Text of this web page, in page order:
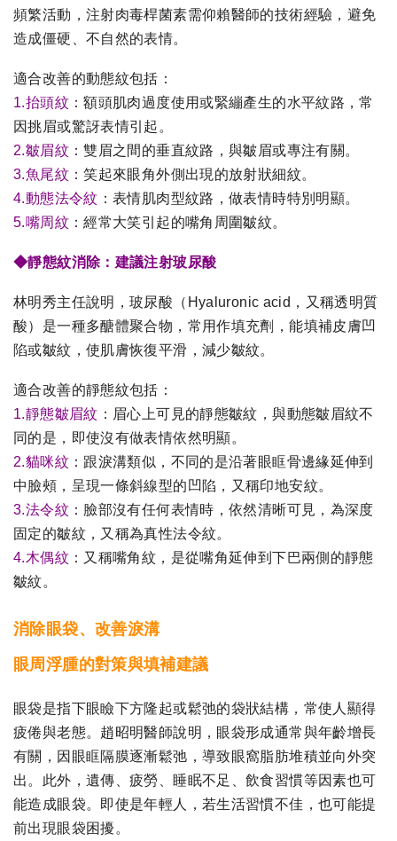
頻繁活動，注射肉毒桿菌素需仰賴醫師的技術經驗，避免
造成僵硬、不自然的表情。
適合改善的動態紋包括：
1.抬頭紋：額頭肌肉過度使用或緊繃產生的水平紋路，常
因挑眉或驚訝表情引起。
2.皺眉紋：雙眉之間的垂直紋路，與皺眉或專注有關。
3.魚尾紋：笑起來眼角外側出現的放射狀細紋。
4.動態法令紋 ：表情肌肉型紋路，做表情時特別明顯。
5.嘴周紋：經常大笑引起的嘴角周圍皺紋。
◆靜態紋消除：建議注射玻尿酸
林明秀主任說明，玻尿酸（Hyaluronic acid，又稱透明質
酸）是一種多醣體聚合物，常用作填充劑，能填補皮膚凹
陷或皺紋，使肌膚恢復平滑，減少皺紋。
適合改善的靜態紋包括：
1.靜態皺眉紋 ：眉心上可見的靜態皺紋，與動態皺眉紋不
同的是，即使沒有做表情依然明顯。
2.貓咪紋：跟淚溝類似，不同的是沿著眼眶骨邊緣延伸到
中臉頰，呈現一條斜線型的凹陷，又稱印地安紋。
3.法令紋：臉部沒有任何表情時，依然清晰可見，為深度
固定的皺紋，又稱為真性法令紋。
4.木偶紋：又稱嘴角紋，是從嘴角延伸到下巴兩側的靜態
皺紋。
消除眼袋、改善淚溝
眼周浮腫的對策與填補建議
眼袋是指下眼瞼下方隆起或鬆弛的袋狀結構，常使人顯得
疲倦與老態。趙昭明醫師說明，眼袋形成通常與年齡增長
有關，因眼眶隔膜逐漸鬆弛，導致眼窩脂肪堆積並向外突
出。此外，遺傳、疲勞、睡眠不足、飲食習慣等因素也可
能造成眼袋。即使是年輕人，若生活習慣不佳，也可能提
前出現眼袋困擾。